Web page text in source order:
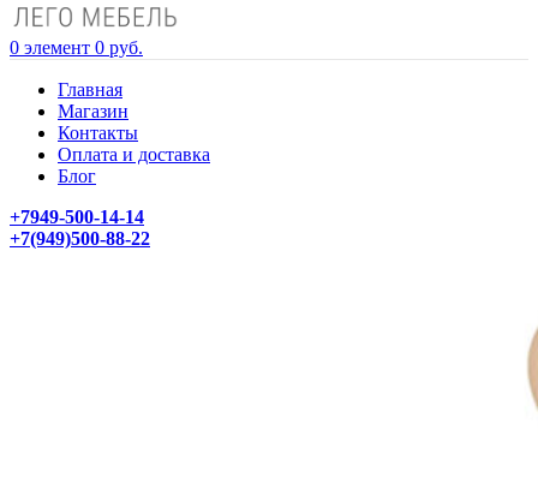
0 элемент 0 руб.
Главная
Магазин
Контакты
Оплата и доставка
Блог
+7949-500-14-14
+7(949)500-88-22